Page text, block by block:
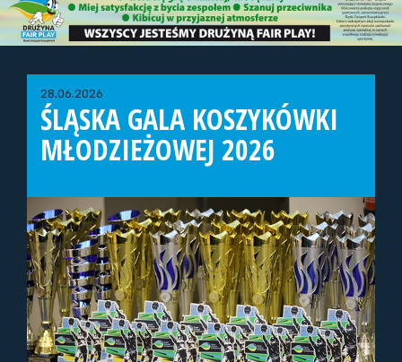
28.06.2026
ŚLĄSKA GALA KOSZYKÓWKI
MŁODZIEŻOWEJ 2026